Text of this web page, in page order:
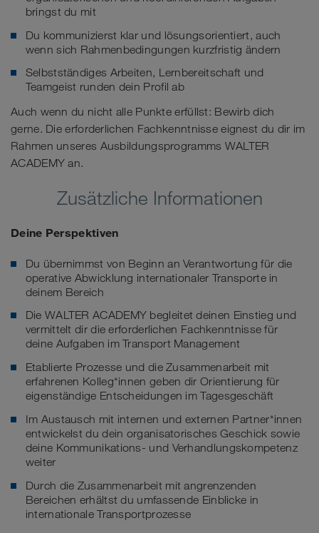
bringst du mit
Du kommunizierst klar und lösungsorientiert, auch
wenn sich Rahmenbedingungen kurzfristig ändern
Selbstständiges Arbeiten, Lernbereitschaft und
Teamgeist runden dein Profil ab
Auch wenn du nicht alle Punkte erfüllst: Bewirb dich
gerne. Die erforderlichen Fachkenntnisse eignest du dir im
Rahmen unseres Ausbildungsprogramms WALTER
ACADEMY an.
Zusätzliche Informationen
Deine Perspektiven
Du übernimmst von Beginn an Verantwortung für die
operative Abwicklung internationaler Transporte in
deinem Bereich
Die WALTER ACADEMY begleitet deinen Einstieg und
vermittelt dir die erforderlichen Fachkenntnisse für
deine Aufgaben im Transport Management
Etablierte Prozesse und die Zusammenarbeit mit
erfahrenen Kolleg*innen geben dir Orientierung für
eigenständige Entscheidungen im Tagesgeschäft
Im Austausch mit internen und externen Partner*innen
entwickelst du dein organisatorisches Geschick sowie
deine Kommunikations- und Verhandlungskompetenz
weiter
Durch die Zusammenarbeit mit angrenzenden
Bereichen erhältst du umfassende Einblicke in
internationale Transportprozesse